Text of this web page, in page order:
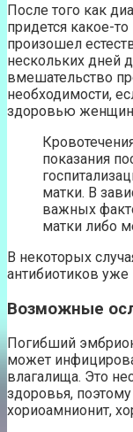
После того как
придется какое-
произошел
нескольких дней
вмешательство
необходимости,
здоровью
показания
матки. В
важных
матки либо
В некоторых
антибиотиков уже
Возможные
Погибший
может
влагалища. Это
здоровья,
хориоамнионит,